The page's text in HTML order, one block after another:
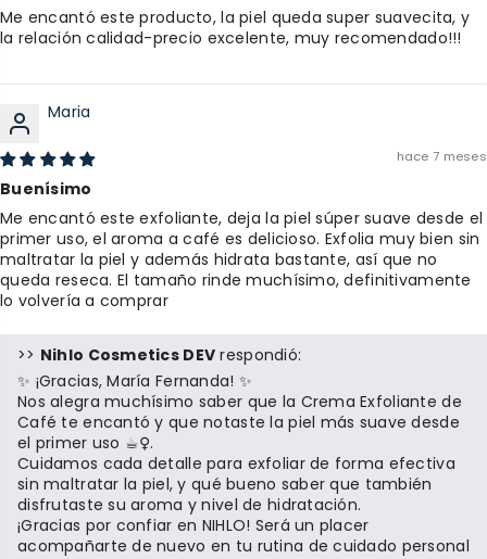
Me encantó este producto, la piel queda super suavecita, y
la relación calidad-precio excelente, muy recomendado!!!
Maria
hace 7 meses
Buenísimo
Me encantó este exfoliante, deja la piel súper suave desde el
primer uso, el aroma a café es delicioso. Exfolia muy bien sin
maltratar la piel y además hidrata bastante, así que no
queda reseca. El tamaño rinde muchísimo, definitivamente
lo volvería a comprar
>> Nihlo Cosmetics DEV respondió:
✨ ¡Gracias, María Fernanda! ✨
Nos alegra muchísimo saber que la Crema Exfoliante de
Café te encantó y que notaste la piel más suave desde
el primer uso ☕‍♀️.
Cuidamos cada detalle para exfoliar de forma efectiva
sin maltratar la piel, y qué bueno saber que también
disfrutaste su aroma y nivel de hidratación.
¡Gracias por confiar en NIHLO! Será un placer
acompañarte de nuevo en tu rutina de cuidado personal